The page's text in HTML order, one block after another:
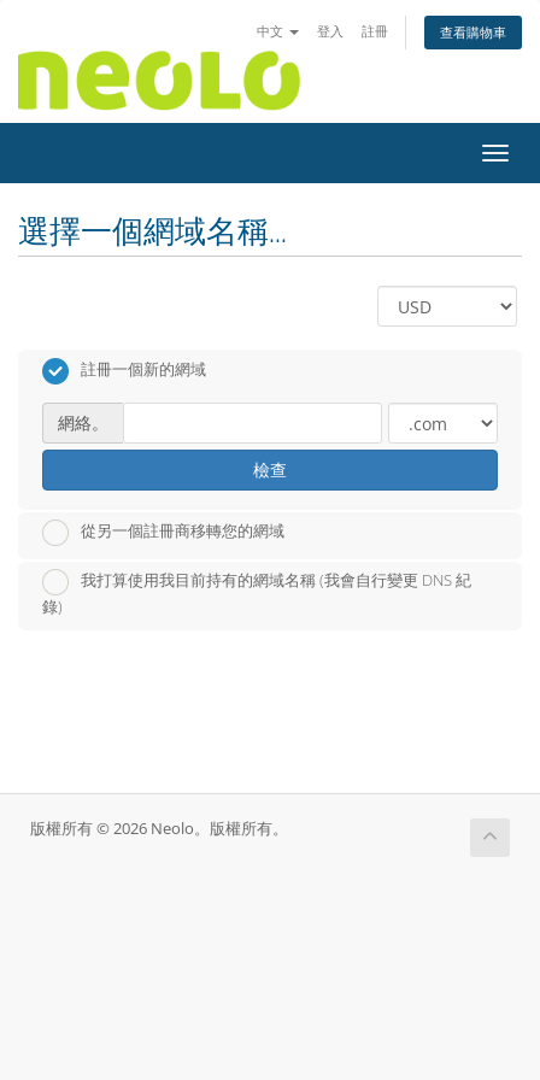
中文 登入 註冊 查看購物車
切換
選擇一個網域名稱...
註冊一個新的網域
網絡。
檢查
從另一個註冊商移轉您的網域
我打算使用我目前持有的網域名稱 (我會自行變更 DNS 紀
錄)
版權所有 © 2026 Neolo。版權所有。